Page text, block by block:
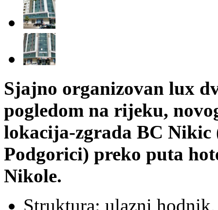
Sjajno organizovan lux
pogledom na rijeku,
lokacija-zgrada BC
Podgorici) preko puta
Nikole.
Struktura: ulazni